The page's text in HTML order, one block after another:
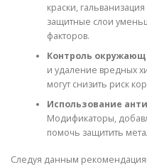
краски,
защитные слои
факторов.
Контроль
и удаление вредных
могут снизить риск
Использование
Модификаторы,
помочь защитить
Следуя данным